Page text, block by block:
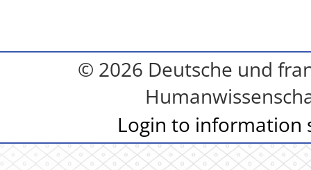
© 2026 Deutsche und
Login to information